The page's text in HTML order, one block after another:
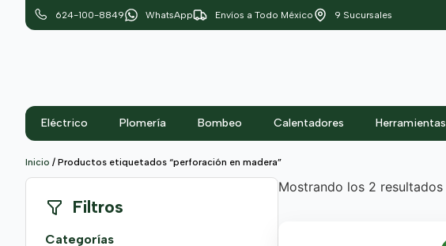
624-100-8849 WhatsApp Envíos a Todo México 9 Sucursales
Eléctrico Plomería Bombeo Calentadores Herramientas
Inicio / Productos etiquetados “perforación en madera”
Filtros
Categorías
Mostrando los 2 resultados